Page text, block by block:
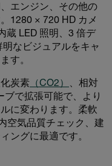
エンジン、その他の
1280 × 720 HD カメ
蔵 LED 照明、3 倍デ
なビジュアルをキャ
す。
炭素 （CO2）
、相対
ブで拡張可能で、より
に変わります。柔軟
空気品質チェック、建
ングに最適です。